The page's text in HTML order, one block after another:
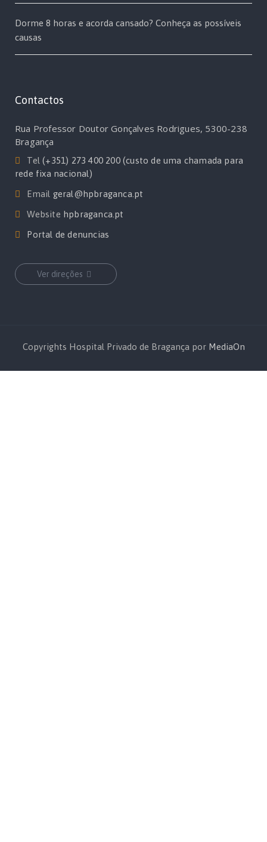
Dorme 8 horas e acorda cansado? Conheça as possíveis
causas
Contactos
Rua Professor Doutor Gonçalves Rodrigues, 5300-238
Bragança
Tel(+351) 273 400 200 (custo de uma chamada para
rede fixa nacional)
Email geral@hpbraganca.pt
Website hpbraganca.pt
Portal de denuncias
Ver direções
Copyrights Hospital Privado de Bragança por MediaOn